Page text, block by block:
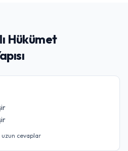
Hükümet
uzun cevaplar